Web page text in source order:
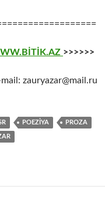
>>>>>>
zauryazar@mail.ru
POEZİYA PROZA